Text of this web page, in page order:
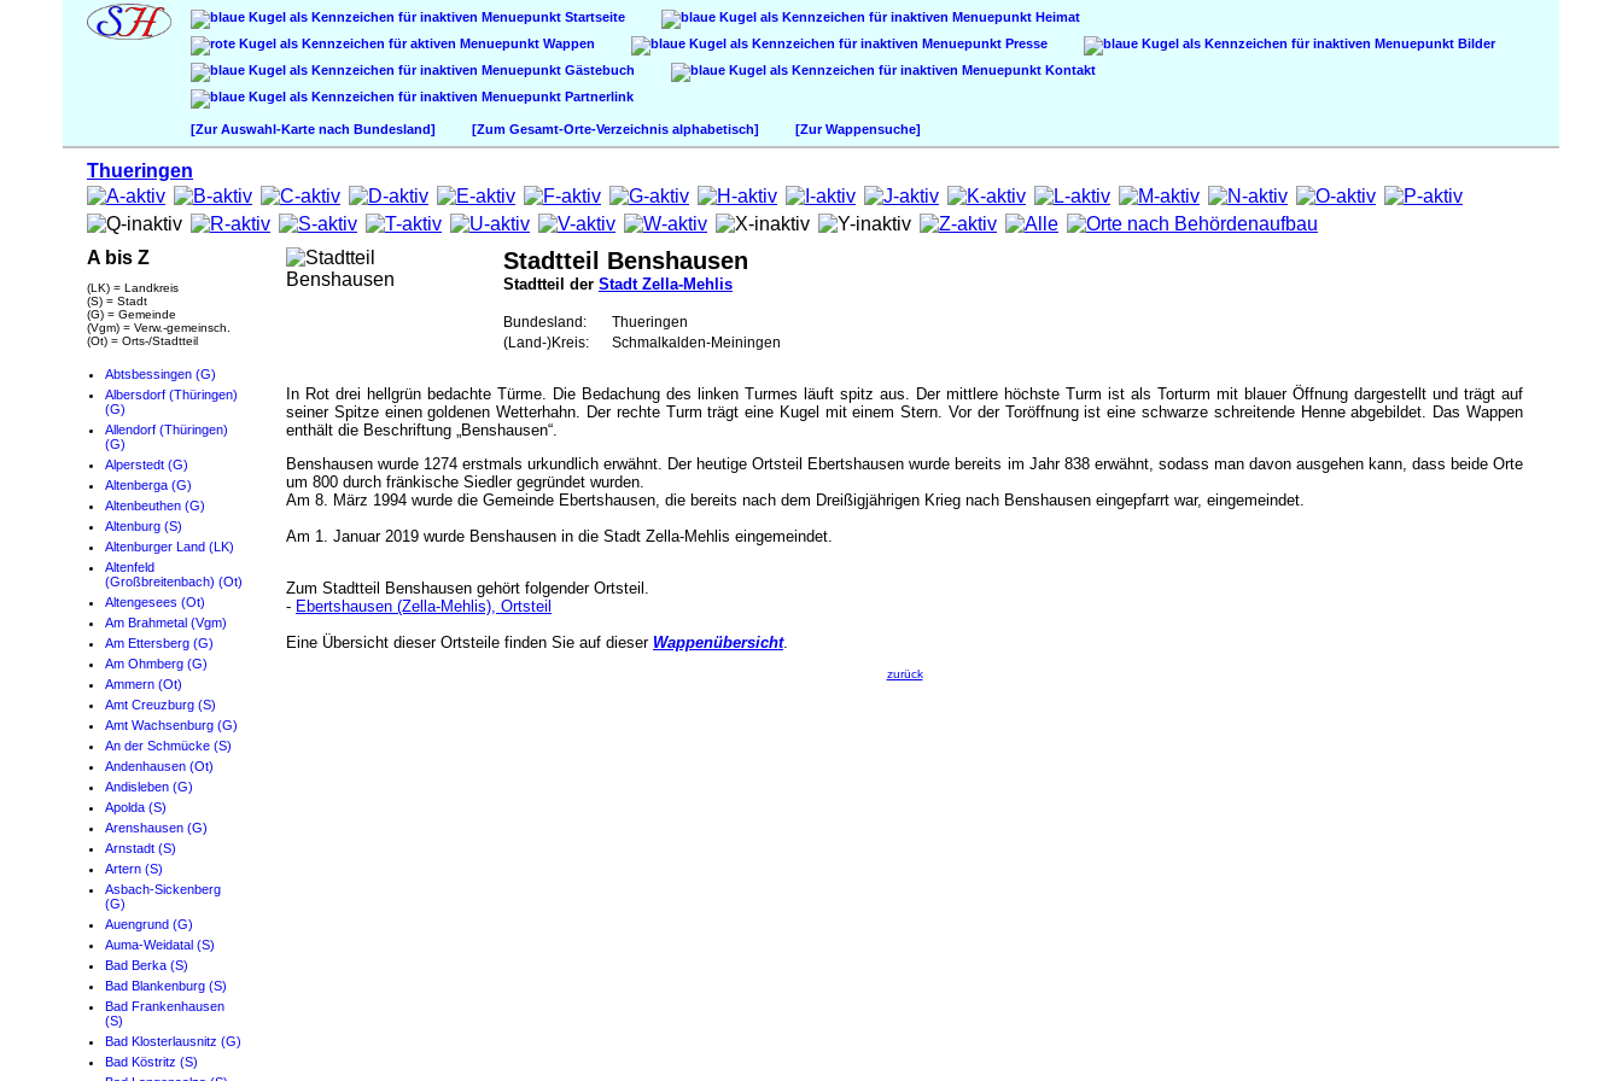
Startseite
Heimat
Wappen
Presse
Bilder
Gästebuch
Kontakt
Partnerlink
[Zur Auswahl-Karte nach Bundesland] [Zum Gesamt-Orte-Verzeichnis alphabetisch] [Zur Wappensuche]
Thueringen
A bis Z
(LK) = Landkreis
(S) = Stadt
(G) = Gemeinde
(Vgm) = Verw.-gemeinsch.
(Ot) = Orts-/Stadtteil
Abtsbessingen (G)
Albersdorf (Thüringen)
(G)
Allendorf (Thüringen)
(G)
Alperstedt (G)
Altenberga (G)
Altenbeuthen (G)
Altenburg (S)
Altenburger Land (LK)
Altenfeld
(Großbreitenbach) (Ot)
Altengesees (Ot)
Am Brahmetal (Vgm)
Am Ettersberg (G)
Am Ohmberg (G)
Ammern (Ot)
Amt Creuzburg (S)
Amt Wachsenburg (G)
An der Schmücke (S)
Andenhausen (Ot)
Andisleben (G)
Apolda (S)
Arenshausen (G)
Arnstadt (S)
Artern (S)
Asbach-Sickenberg
(G)
Auengrund (G)
Auma-Weidatal (S)
Bad Berka (S)
Bad Blankenburg (S)
Bad Frankenhausen
(S)
Bad Klosterlausnitz (G)
Bad Köstritz (S)
Stadtteil Benshausen
Stadtteil der Stadt Zella-Mehlis
Bundesland:
Thueringen
(Land-)Kreis:
Schmalkalden-Meiningen
In Rot drei hellgrün bedachte Türme. Die Bedachung des linken Turmes läuft spitz aus. Der mittlere höchste Turm ist als Torturm mit blauer Öffnung dargestellt und trägt auf
seiner Spitze einen goldenen Wetterhahn. Der rechte Turm trägt eine Kugel mit einem Stern. Vor der Toröffnung ist eine schwarze schreitende Henne abgebildet. Das Wappen
enthält die Beschriftung „Benshausen“.
Benshausen wurde 1274 erstmals urkundlich erwähnt. Der heutige Ortsteil Ebertshausen wurde bereits im Jahr 838 erwähnt, sodass man davon ausgehen kann, dass beide Orte
um 800 durch fränkische Siedler gegründet wurden.
Am 8. März 1994 wurde die Gemeinde Ebertshausen, die bereits nach dem Dreißigjährigen Krieg nach Benshausen eingepfarrt war, eingemeindet.
Am 1. Januar 2019 wurde Benshausen in die Stadt Zella-Mehlis eingemeindet.
Zum Stadtteil Benshausen gehört folgender Ortsteil.
- Ebertshausen (Zella-Mehlis), Ortsteil
Eine Übersicht dieser Ortsteile finden Sie auf dieser Wappenübersicht.
zurück